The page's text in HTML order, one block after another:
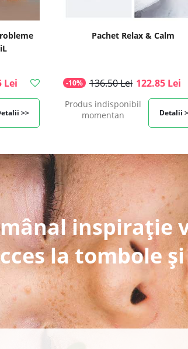
Lei
>>
Pachet Relax & Calm
-10% 136.50 Lei 122.85 Lei
Produs indisponibil
momentan
Detalii
inspirație
la tombole